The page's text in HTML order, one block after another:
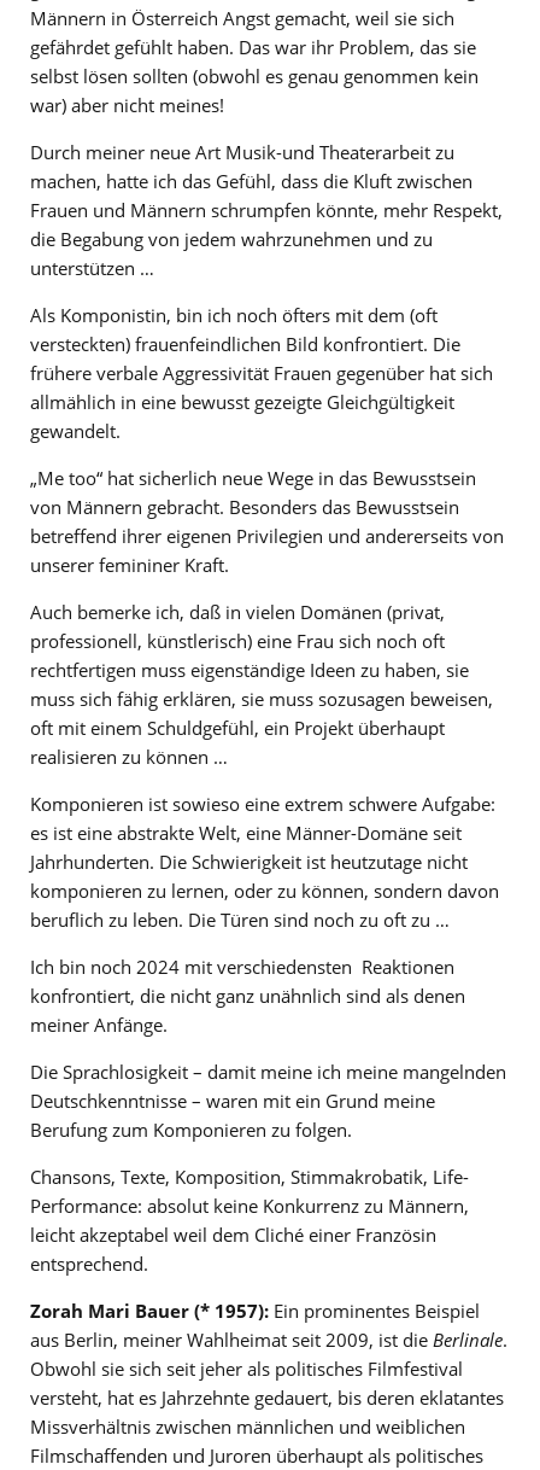
Männern in Österreich Angst gemacht, weil sie sich
gefährdet gefühlt haben. Das war ihr Problem, das sie
selbst lösen sollten (obwohl es genau genommen kein
war) aber nicht meines!
Durch meiner neue Art Musik-und Theaterarbeit zu
machen, hatte ich das Gefühl, dass die Kluft zwischen
Frauen und Männern schrumpfen könnte, mehr Respekt,
die Begabung von jedem wahrzunehmen und zu
unterstützen …
Als Komponistin, bin ich noch öfters mit dem (oft
versteckten) frauenfeindlichen Bild konfrontiert. Die
frühere verbale Aggressivität Frauen gegenüber hat sich
allmählich in eine bewusst gezeigte Gleichgültigkeit
gewandelt.
„Me too“ hat sicherlich neue Wege in das Bewusstsein
von Männern gebracht. Besonders das Bewusstsein
betreffend ihrer eigenen Privilegien und andererseits von
unserer femininer Kraft.
Auch bemerke ich, daß in vielen Domänen (privat,
professionell, künstlerisch) eine Frau sich noch oft
rechtfertigen muss eigenständige Ideen zu haben, sie
muss sich fähig erklären, sie muss sozusagen beweisen,
oft mit einem Schuldgefühl, ein Projekt überhaupt
realisieren zu können …
Komponieren ist sowieso eine extrem schwere Aufgabe:
es ist eine abstrakte Welt, eine Männer-Domäne seit
Jahrhunderten. Die Schwierigkeit ist heutzutage nicht
komponieren zu lernen, oder zu können, sondern davon
beruflich zu leben. Die Türen sind noch zu oft zu …
Ich bin noch 2024 mit verschiedensten Reaktionen
konfrontiert, die nicht ganz unähnlich sind als denen
meiner Anfänge.
Die Sprachlosigkeit – damit meine ich meine mangelnden
Deutschkenntnisse – waren mit ein Grund meine
Berufung zum Komponieren zu folgen.
Chansons, Texte, Komposition, Stimmakrobatik, Life-
Performance: absolut keine Konkurrenz zu Männern,
leicht akzeptabel weil dem Cliché einer Französin
entsprechend.
Zorah Mari Bauer (* 1957): Ein prominentes Beispiel
aus Berlin, meiner Wahlheimat seit 2009, ist die Berlinale.
Obwohl sie sich seit jeher als politisches Filmfestival
versteht, hat es Jahrzehnte gedauert, bis deren eklatantes
Missverhältnis zwischen männlichen und weiblichen
Filmschaffenden und Juroren überhaupt als politisches